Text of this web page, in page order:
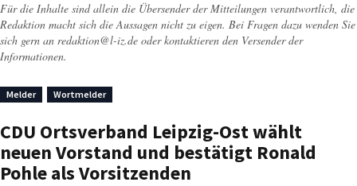
Für die Inhalte sind allein die Übersender der Mitteilungen verantwortlich, die
Redaktion macht sich die Aussagen nicht zu eigen. Bei Fragen dazu wenden Sie
sich gern an redaktion@l-iz.de oder kontaktieren den Versender der
Informationen.
Melder Wortmelder
CDU Ortsverband Leipzig-Ost wählt
neuen Vorstand und bestätigt Ronald
Pohle als Vorsitzenden